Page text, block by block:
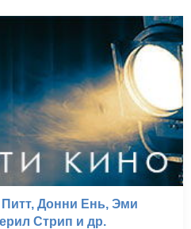
Донни Ень, Эми
Стрип и др.